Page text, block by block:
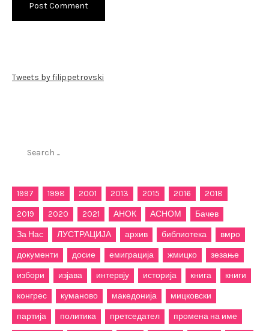
Tweets by filippetrovski
1997 1998 2001 2013 2015 2016
2018
2019
2020 2021 АНОК АСНОМ
Бачев
За Нас
ЛУСТРАЦИЈА архив библиотека
вмро
документи
досие емиграција жмицко
зезање
избори
изјава интервју историја книга
книги
конгрес
куманово македонија
мицковски
партија
политика претседател
промена на име